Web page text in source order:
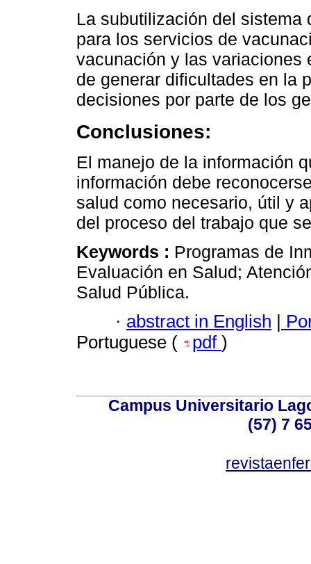
La subutilización del sistema
para los servicios de
vacunación y las variaciones
de generar dificultades en la
decisiones por parte de los
Conclusiones:
El manejo de la información
información debe
salud como necesario, útil y
del proceso del trabajo que
Keywords : Programas de
Evaluación en Salud;
Salud Pública.
· abstract in English
Portuguese (
pdf )
Campus Universitario
(57) 7